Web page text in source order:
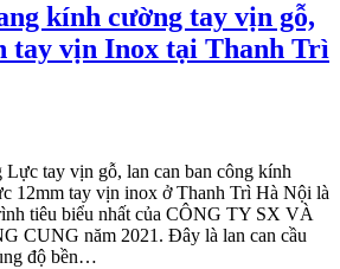
kính cường tay vịn gỗ,
tay vịn Inox tại Thanh Trì
tay vịn gỗ, lan can ban công kính
12mm tay vịn inox ở Thanh Trì Hà Nội là
tiêu biểu nhất của CÔNG TY SX VÀ
CUNG năm 2021. Đây là lan can cầu
độ bền…